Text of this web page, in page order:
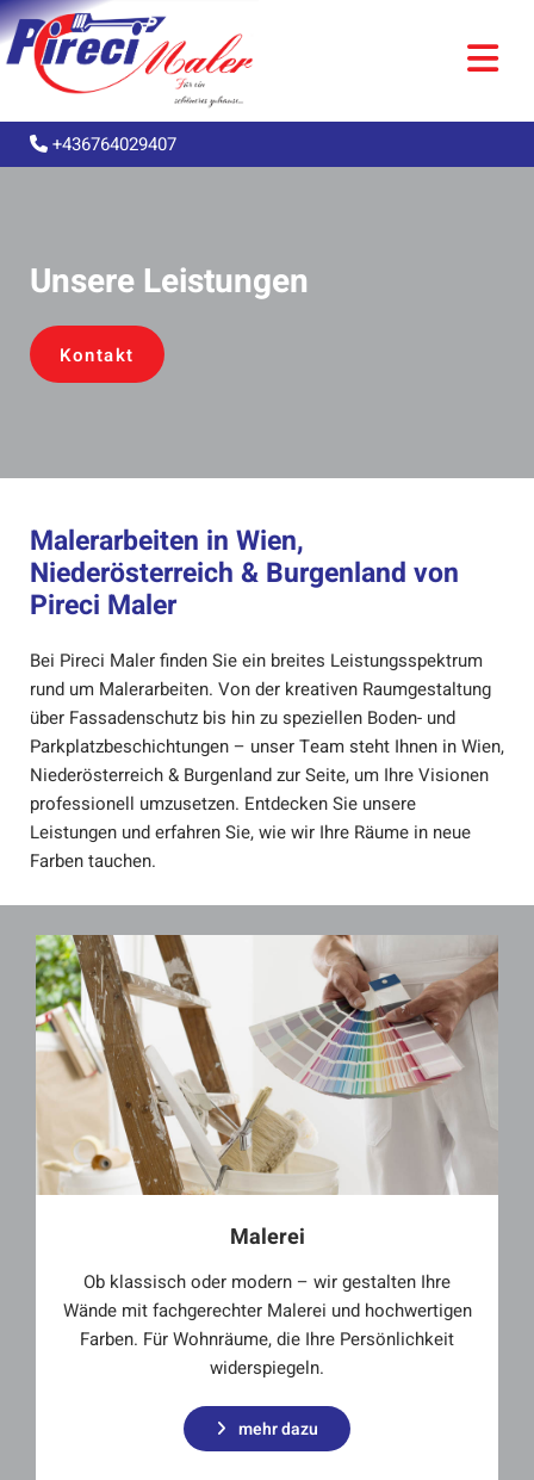
 +436764029407
Unsere Leistungen
Kontakt
Malerarbeiten in Wien,
Niederösterreich & Burgenland von
Pireci Maler
Bei Pireci Maler finden Sie ein breites Leistungsspektrum
rund um Malerarbeiten. Von der kreativen Raumgestaltung
über Fassadenschutz bis hin zu speziellen Boden- und
Parkplatzbeschichtungen – unser Team steht Ihnen in Wien,
Niederösterreich & Burgenland zur Seite, um Ihre Visionen
professionell umzusetzen. Entdecken Sie unsere
Leistungen und erfahren Sie, wie wir Ihre Räume in neue
Farben tauchen.
Malerei
Ob klassisch oder modern – wir gestalten Ihre
Wände mit fachgerechter Malerei und hochwertigen
Farben. Für Wohnräume, die Ihre Persönlichkeit
widerspiegeln.
mehr dazu